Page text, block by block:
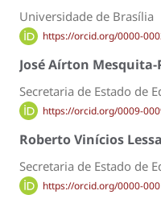
Universidade de Brasília
https://orcid.org/0000-
José Aírton
Secretaria de Estado de
https://orcid.org/0009-
Roberto Vinícios
Secretaria de Estado de
https://orcid.org/0000-